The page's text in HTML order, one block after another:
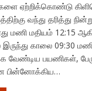
ஏற்றிக்கொண்டு
வந்து தரித்து
மணி மதியம் 12:15 ஆகி
இருந்து காலை 09:30
வேண்டிய பயணிகள்,
பின்னோக்கிய…